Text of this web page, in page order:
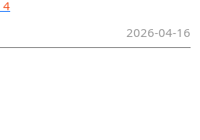
4
2026-04-16